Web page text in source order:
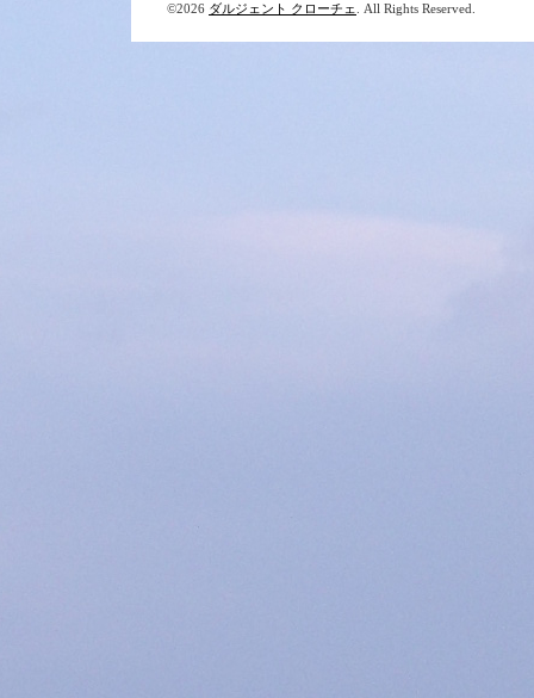
©2026 ダルジェント クローチェ . All Rights Reserved.